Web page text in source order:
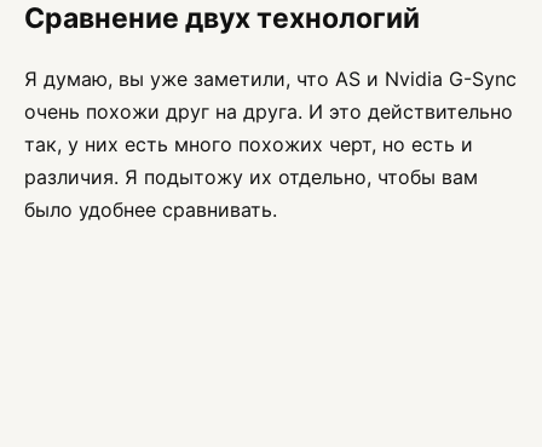
Сравнение двух технологий
Я думаю, вы уже заметили, что AS и Nvidia G-Sync
очень похожи друг на друга. И это действительно
так, у них есть много похожих черт, но есть и
различия. Я подытожу их отдельно, чтобы вам
было удобнее сравнивать.